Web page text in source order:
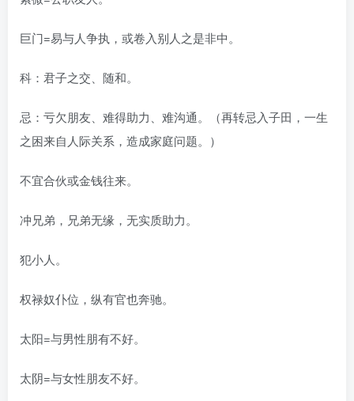
巨门=易与人争执，或卷入别人之是非中。
科：君子之交、随和。
忌：亏欠朋友、难得助力、难沟通。（再转忌入子田，一生
之困来自人际关系，造成家庭问题。）
不宜合伙或金钱往来。
冲兄弟，兄弟无缘，无实质助力。
犯小人。
权禄奴仆位，纵有官也奔驰。
太阳=与男性朋有不好。
太阴=与女性朋友不好。